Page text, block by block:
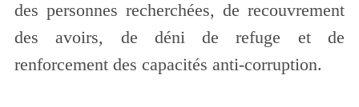
des personnes recherchées, de recouvrement
des avoirs, de déni de refuge et de
renforcement des capacités anti-corruption.